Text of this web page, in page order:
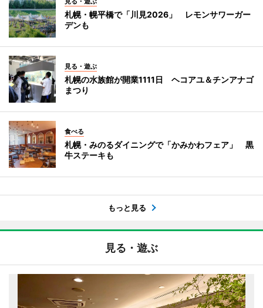
札幌・幌平橋で「川見2026」 レモンサワーガー
デンも
見る・遊ぶ
札幌の水族館が開業1111日 ヘコアユ＆チンアナゴ
まつり
食べる
札幌・みのるダイニングで「かみかわフェア」 黒
牛ステーキも
もっと見る
見る・遊ぶ